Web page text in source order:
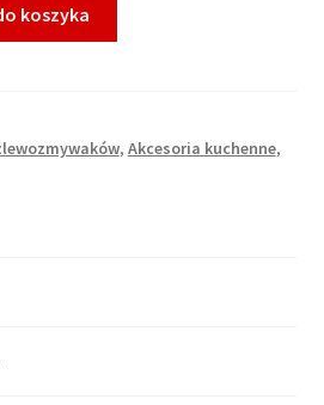
koszyka
, Akcesoria kuchenne,